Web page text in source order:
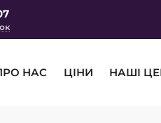
НАС ЦІНИ НАШІ